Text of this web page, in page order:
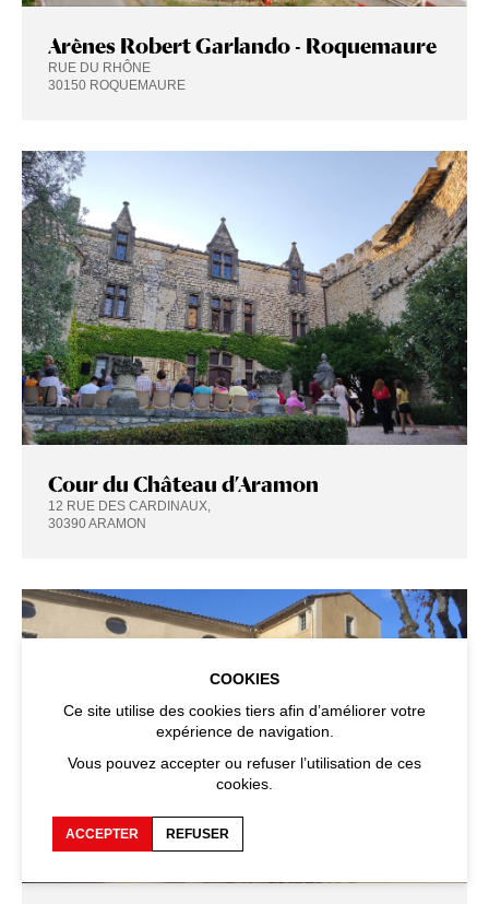
Arènes Robert Garlando - Roquemaure
RUE DU RHÔNE
30150 ROQUEMAURE
Cour du Château d’Aramon
12 RUE DES CARDINAUX,
30390 ARAMON
COOKIES
Ce site utilise des cookies tiers afin d’améliorer votre
expérience de navigation.
Vous pouvez accepter ou refuser l’utilisation de ces
cookies.
ACCEPTER REFUSER